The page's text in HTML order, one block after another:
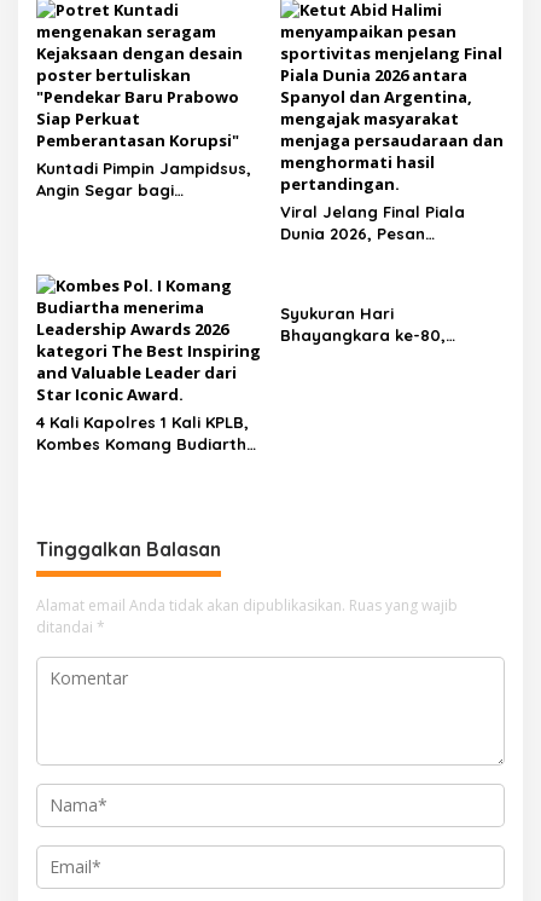
Pelayanan Presisi
Kuntadi Pimpin Jampidsus,
Angin Segar bagi
Viral Jelang Final Piala
Dunia 2026, Pesan
Dicintai Tuhan
4 Kali Kapolres 1 Kali KPLB,
Kombes Komang Budiartha
Syukuran Hari
Bhayangkara ke-80,
Tinggalkan Balasan
Alamat email Anda tidak akan dipublikasikan. Ruas yang wajib
ditandai *